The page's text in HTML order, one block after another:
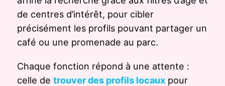
de centres d’intérêt, pour cibler
précisément les profils pouvant partager un
café ou une promenade au parc.
Chaque fonction répond à une attente :
celle de trouver des profils locaux pour